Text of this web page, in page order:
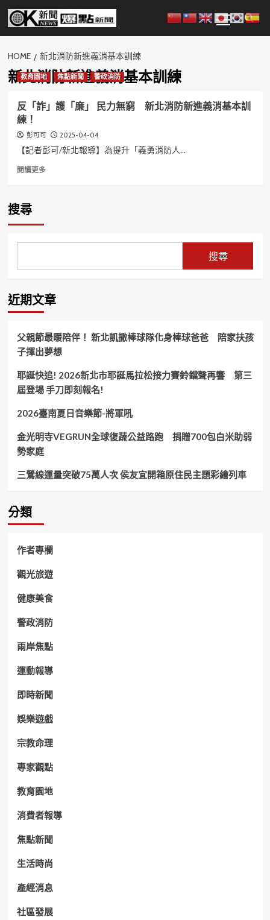
Skip
content
Menu
HOME 新北消防新進義消基本訓練
新北消防新進義消基本訓練
教育園地 焦點新聞 警政消防
反「詐」護「廉」 民力無窮 新北消防新進義消基本訓
練！
彭可可 2025-04-04
【記者彭可/新北報導】為提升「義勇消防人...
閱讀更多Read
無
新
北
新
進
消
基
本
訓
練！
搜尋
搜尋
近期文章
父親節最暖陪伴！ 新北凱撒棒球隊化身棒球爸爸 陪家扶孩
子揮出夢想
耶誕快追! 2026新北市耶誕馬拉松接力賽鈴鐺聲再響 第三
屆登場 手刀即刻報名!
2026臺南夏日音樂節-將軍吼
金光明寺VEGRUN全球復蔬公益路跑 捐贈700包白米助弱
勢家庭
三鶯線運量突破75萬人次 侯友宜開箱原住民主題彩繪列車
分類
作者專欄
觀光旅遊
健康美食
警政消防
兩岸焦點
運動報導
即時新聞
娛樂遊戲
宗教命理
專家觀點
教育園地
消費者報導
焦點新聞
生活時尚
產經消息
社區發展